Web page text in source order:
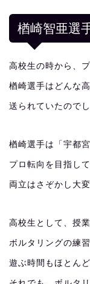
楢崎智亜選
高校生の時から、
楢崎選手はどんな
送られていたので
楢崎選手は「宇都
プロ転向を目指し
両立はさぞかし大
高校生として、授
ボルタリングの練
遊ぶ時間もほとん